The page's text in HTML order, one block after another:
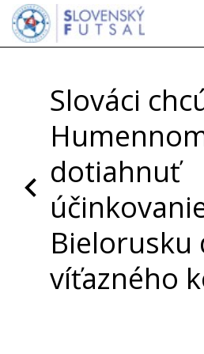
Slováci
dotiahnuť
Bielorusku
víťazného